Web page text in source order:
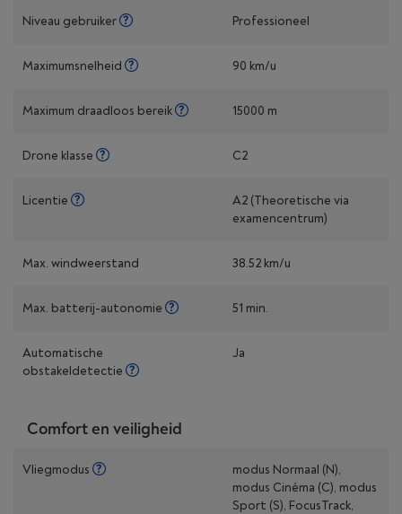
Niveau gebruiker Professioneel
Maximumsnelheid 90 km/u
Maximum draadloos bereik 15000 m
Drone klasse C2
Licentie
A2 (Theoretische via
examencentrum)
Max. windweerstand 38.52 km/u
Max. batterij-autonomie 51 min.
Automatische
obstakeldetectie
Ja
Comfort en veiligheid
Vliegmodus
modus Normaal (N),
modus Cinéma (C), modus
Sport (S), FocusTrack,